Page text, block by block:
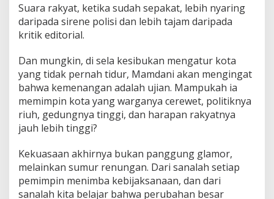
Suara rakyat, ketika sudah sepakat, lebih nyaring
daripada sirene polisi dan lebih tajam daripada
kritik editorial.
Dan mungkin, di sela kesibukan mengatur kota
yang tidak pernah tidur, Mamdani akan mengingat
bahwa kemenangan adalah ujian. Mampukah ia
memimpin kota yang warganya cerewet, politiknya
riuh, gedungnya tinggi, dan harapan rakyatnya
jauh lebih tinggi?
Kekuasaan akhirnya bukan panggung glamor,
melainkan sumur renungan. Dari sanalah setiap
pemimpin menimba kebijaksanaan, dan dari
sanalah kita belajar bahwa perubahan besar